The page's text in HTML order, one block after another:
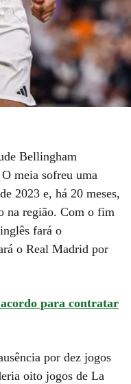
Bellingham
meia sofreu uma
2023 e, há 20 meses,
na região. Com o fim
fará o
o Real Madrid por
para contratar
por dez jogos
oito jogos de La